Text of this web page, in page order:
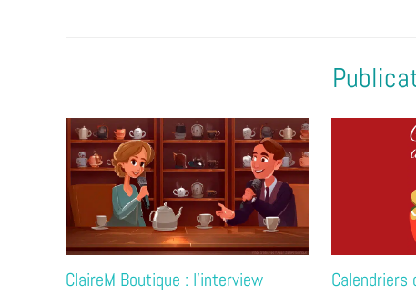
ClaireM Boutique : l’interview Calendriers